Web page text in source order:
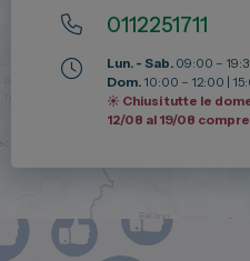
0112251711
Lun. - Sab. 09:00 –
Dom. 10:00 – 12:00 |
☀️ Chiusi tutte le
12/08 al 19/08